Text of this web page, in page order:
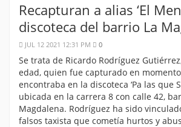
Recapturan a alias ‘El
discoteca del barrio La
JUL 12 2021 12:31 PM 0
Se trata de Ricardo Rodríguez
edad, quien fue capturado en
encontraba en la discoteca ‘Pa las que
ubicada en la carrera 8 con calle 42,
Magdalena. Rodríguez ha sido
falsos taxista que cometía hurtos y